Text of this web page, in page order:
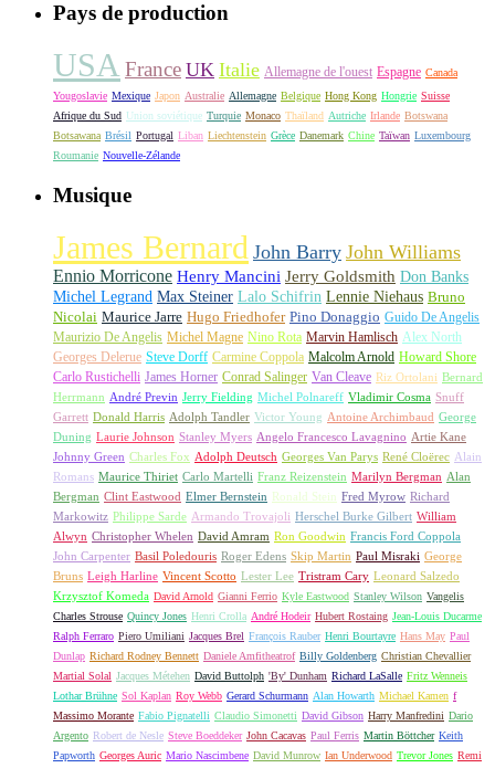
Pays de production
USA France UK Italie Allemagne de l'ouest Espagne Canada
Yougoslavie Mexique Japon Australie Allemagne Belgique Hong Kong Hongrie Suisse
Afrique du Sud Union soviétique Turquie Monaco Thaïland Autriche Irlande Botswana
Botsawana Brésil Portugal Liban Liechtenstein Grèce Danemark Chine Taïwan Luxembourg
Roumanie Nouvelle-Zélande
Musique
James Bernard John Barry John Williams
Ennio Morricone Henry Mancini Jerry Goldsmith Don Banks
Michel Legrand Max Steiner Lalo Schifrin Lennie Niehaus Bruno
Nicolai Maurice Jarre Hugo Friedhofer Pino Donaggio Guido De Angelis
Maurizio De Angelis Michel Magne Nino Rota Marvin Hamlisch Alex North
Georges Delerue Steve Dorff Carmine Coppola Malcolm Arnold Howard Shore
Carlo Rustichelli James Horner Conrad Salinger Van Cleave Riz Ortolani Bernard
Herrmann André Previn Jerry Fielding Michel Polnareff Vladimir Cosma Snuff
Garrett Donald Harris Adolph Tandler Victor Young Antoine Archimbaud George
Duning Laurie Johnson Stanley Myers Angelo Francesco Lavagnino Artie Kane
Johnny Green Charles Fox Adolph Deutsch Georges Van Parys René Cloërec Alain
Romans Maurice Thiriet Carlo Martelli Franz Reizenstein Marilyn Bergman Alan
Bergman Clint Eastwood Elmer Bernstein Ronald Stein Fred Myrow Richard
Markowitz Philippe Sarde Armando Trovajoli Herschel Burke Gilbert William
Alwyn Christopher Whelen David Amram Ron Goodwin Francis Ford Coppola
John Carpenter Basil Poledouris Roger Edens Skip Martin Paul Misraki George
Bruns Leigh Harline Vincent Scotto Lester Lee Tristram Cary Leonard Salzedo
Krzysztof Komeda David Arnold Gianni Ferrio Kyle Eastwood Stanley Wilson Vangelis
Charles Strouse Quincy Jones Henri Crolla André Hodeir Hubert Rostaing Jean-Louis Ducarme
Ralph Ferraro Piero Umiliani Jacques Brel François Rauber Henri Bourtayre Hans May Paul
Dunlap Richard Rodney Bennett Daniele Amfitheatrof Billy Goldenberg Christian Chevallier
Martial Solal Jacques Métehen David Buttolph 'By' Dunham Richard LaSalle Fritz Wenneis
Lothar Brühne Sol Kaplan Roy Webb Gerard Schurmann Alan Howarth Michael Kamen f
Massimo Morante Fabio Pignatelli Claudio Simonetti David Gibson Harry Manfredini Dario
Argento Robert de Nesle Steve Boeddeker John Cacavas Paul Ferris Martin Böttcher Keith
Papworth Georges Auric Mario Nascimbene David Munrow Ian Underwood Trevor Jones Remi